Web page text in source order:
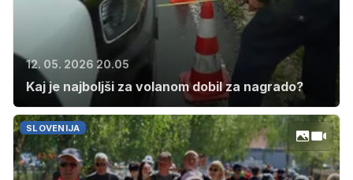
12. 05. 2026 20.05
Kaj je najboljši za volanom dobil za nagrado?
SLOVENIJA